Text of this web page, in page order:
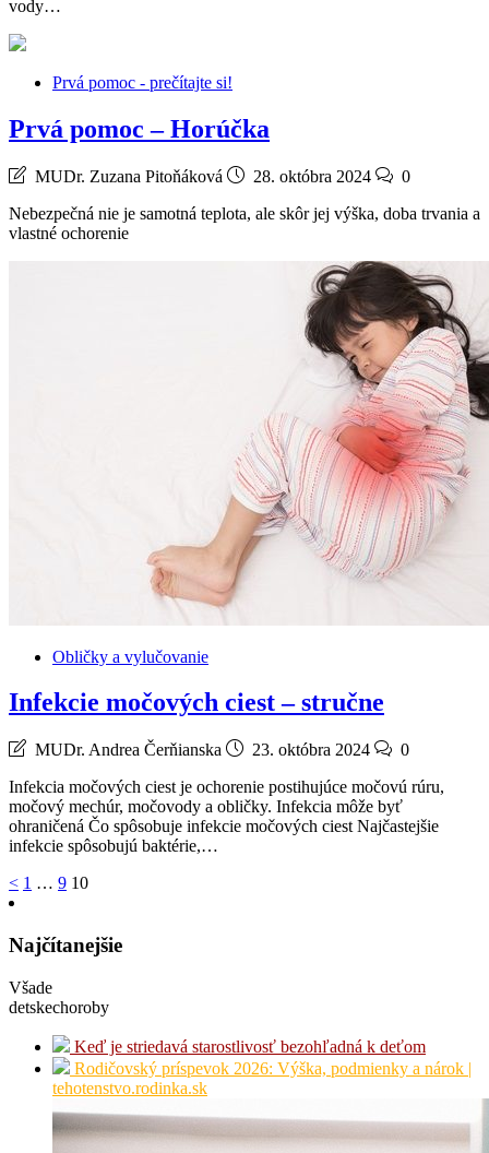
vody…
Prvá pomoc - prečítajte si!
Prvá pomoc – Horúčka
MUDr. Zuzana Pitoňáková 28. októbra 2024
0
Nebezpečná nie je samotná teplota, ale skôr jej výška, doba trvania a
vlastné ochorenie
Obličky a vylučovanie
Infekcie močových ciest – stručne
MUDr. Andrea Čerňianska 23. októbra 2024
0
Infekcia močových ciest je ochorenie postihujúce močovú rúru,
močový mechúr, močovody a obličky. Infekcia môže byť
ohraničená Čo spôsobuje infekcie močových ciest Najčastejšie
infekcie spôsobujú baktérie,…
Stránkovanie
< 1 … 9 10
Najčítanejšie
Všade
detskechoroby
Keď je striedavá starostlivosť bezohľadná k deťom
Rodičovský príspevok 2026: Výška, podmienky a nárok |
tehotenstvo.rodinka.sk